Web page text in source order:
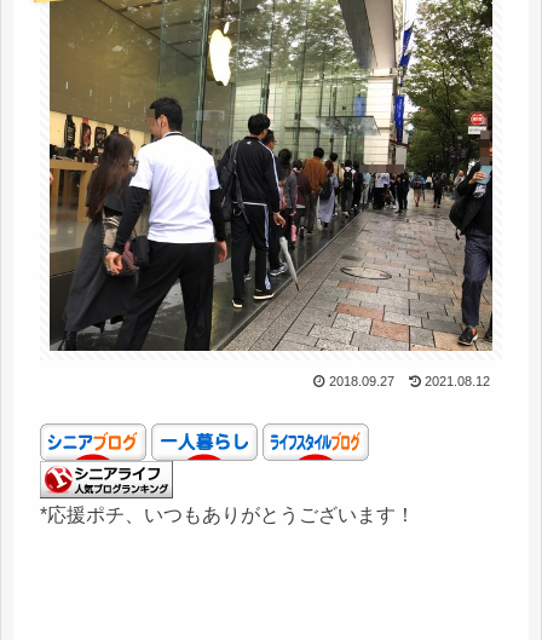
2018.09.27 2021.08.12
*応援ポチ、いつもありがとうございます！